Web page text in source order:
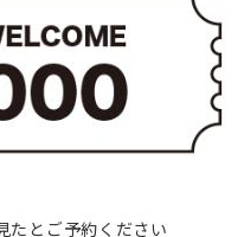
たとご予約ください